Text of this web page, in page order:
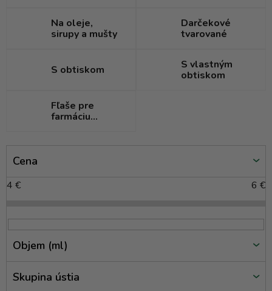
Na oleje,
sirupy a mušty
Darčekové
tvarované
S obtiskom
S vlastným
obtiskom
Fľaše pre
farmáciu
Cena
4 € 6 €
Objem (ml)
Skupina ústia
V
p
s
p
d